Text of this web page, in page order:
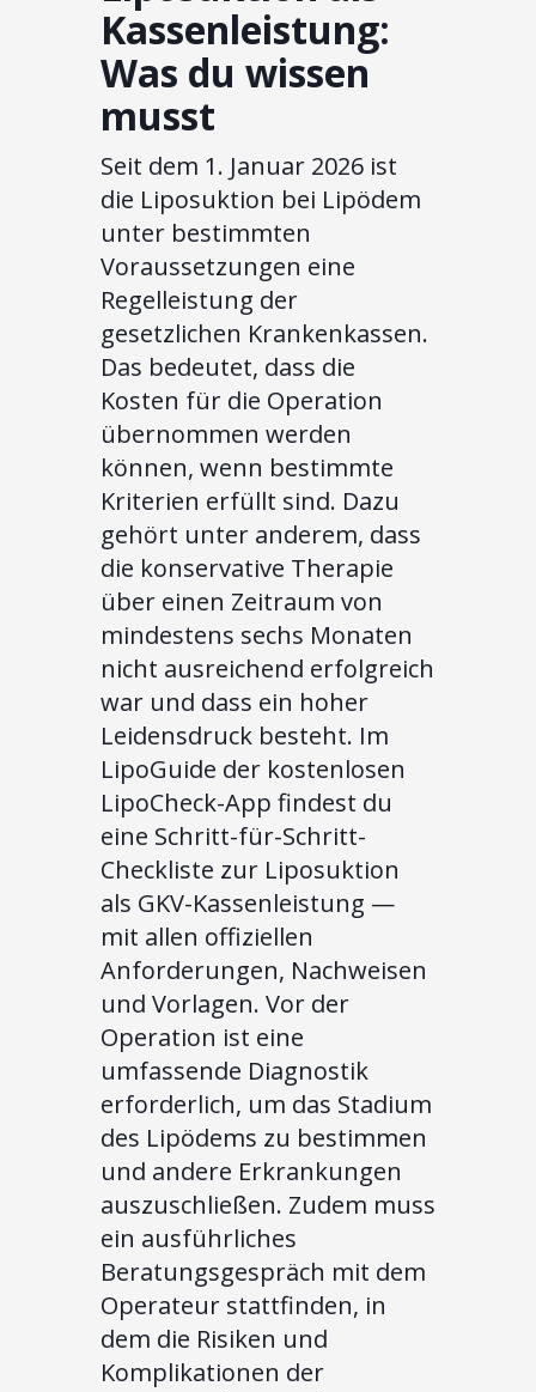
Kassenleistung:
Was du wissen
musst
Seit dem 1. Januar 2026 ist
die Liposuktion bei Lipödem
unter bestimmten
Voraussetzungen eine
Regelleistung der
gesetzlichen Krankenkassen.
Das bedeutet, dass die
Kosten für die Operation
übernommen werden
können, wenn bestimmte
Kriterien erfüllt sind. Dazu
gehört unter anderem, dass
die konservative Therapie
über einen Zeitraum von
mindestens sechs Monaten
nicht ausreichend erfolgreich
war und dass ein hoher
Leidensdruck besteht. Im
LipoGuide der kostenlosen
LipoCheck-App findest du
eine Schritt-für-Schritt-
Checkliste zur Liposuktion
als GKV-Kassenleistung —
mit allen offiziellen
Anforderungen, Nachweisen
und Vorlagen. Vor der
Operation ist eine
umfassende Diagnostik
erforderlich, um das Stadium
des Lipödems zu bestimmen
und andere Erkrankungen
auszuschließen. Zudem muss
ein ausführliches
Beratungsgespräch mit dem
Operateur stattfinden, in
dem die Risiken und
Komplikationen der